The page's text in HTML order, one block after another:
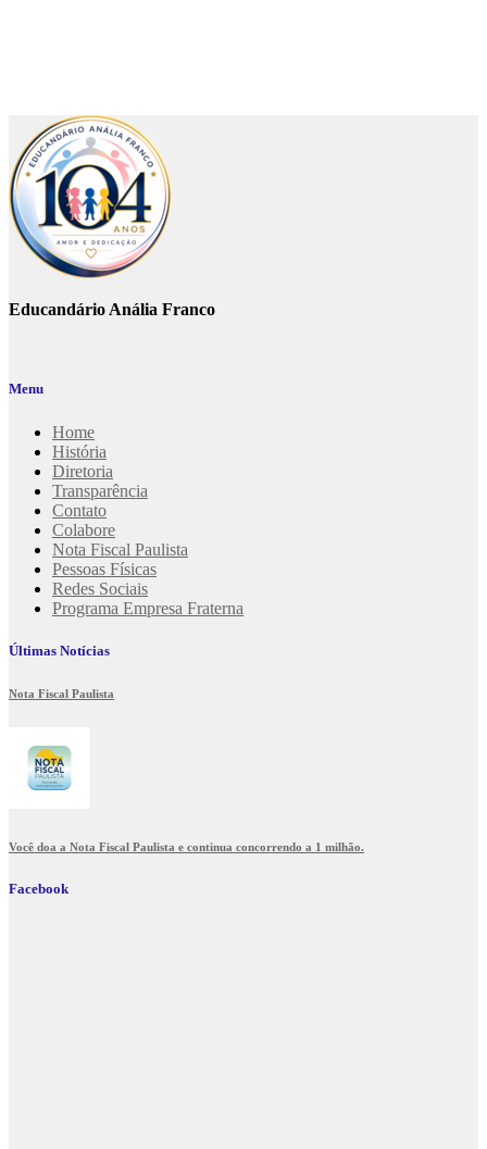
Educandário Anália Franco
Menu
Home
História
Diretoria
Transparência
Contato
Colabore
Nota Fiscal Paulista
Pessoas Físicas
Redes Sociais
Programa Empresa Fraterna
Últimas Notícias
Nota Fiscal Paulista
Você doa a Nota Fiscal Paulista e continua concorrendo a 1 milhão.
Facebook